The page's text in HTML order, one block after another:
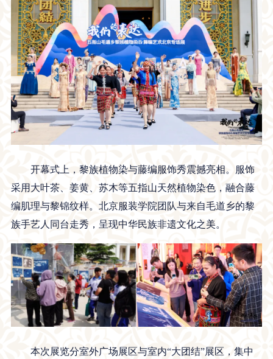
开幕式上，黎族植物染与藤编服饰秀震撼亮相。服饰
采用大叶茶、姜黄、苏木等五指山天然植物染色，融合藤
编肌理与黎锦纹样。北京服装学院团队与来自毛道乡的黎
族手艺人同台走秀，呈现中华民族非遗文化之美。
本次展览分室外广场展区与室内“大团结”展区，集中